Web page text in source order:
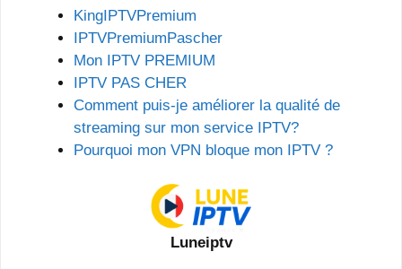
KingIPTVPremium
IPTVPremiumPascher
Mon IPTV PREMIUM
IPTV PAS CHER
Comment puis-je améliorer la qualité de
streaming sur mon service IPTV?
Pourquoi mon VPN bloque mon IPTV ?
Luneiptv